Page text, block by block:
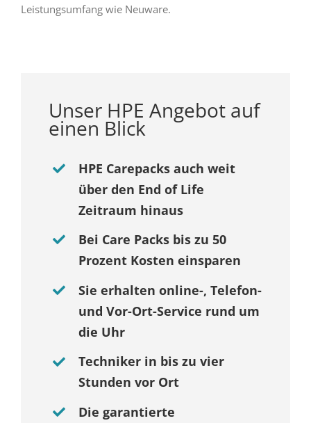
Leistungsumfang wie Neuware.
Unser HPE Angebot auf
einen Blick
HPE Carepacks auch weit
über den End of Life
Zeitraum hinaus
Bei Care Packs bis zu 50
Prozent Kosten einsparen
Sie erhalten online-, Telefon-
und Vor-Ort-Service rund um
die Uhr
Techniker in bis zu vier
Stunden vor Ort
Die garantierte